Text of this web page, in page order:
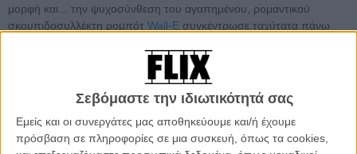
Σεβόμαστε την ιδιωτικότητά σας
Εμείς και οι συνεργάτες μας αποθηκεύουμε και/ή έχουμε
πρόσβαση σε πληροφορίες σε μια συσκευή, όπως τα cookies,
μορφή και... την ψυχοσύνθεση του αγαπημένου, ρομαντικού
σκουπιδοσυλλέκτη ρομπότ Wall-E συγκέντρωσε ταχύτατα πάνω
παραγωγή και νάτος τώρα, έτοιμος, με αληθινές ρόδες, θώρακα
που ανοίγει και γίνεται χειριστήριο και, μαζί, το εμβληματικό του
γλαστράκι. Το αριστούργημα που σκηνοθέτησε ο Αντριου Στάντον
για την Pixar δεν έφυγε ποτέ απο τη μόδα και κάτι μας λέει ότι τώρα
ο Wall-E θα γίνει φίλος και με παιδιά που δεν είχαν γεννηθεί όταν
βγήκε η ταινία στις αίθουσες, το 2008. Δείτε τον Wall-E της Lego